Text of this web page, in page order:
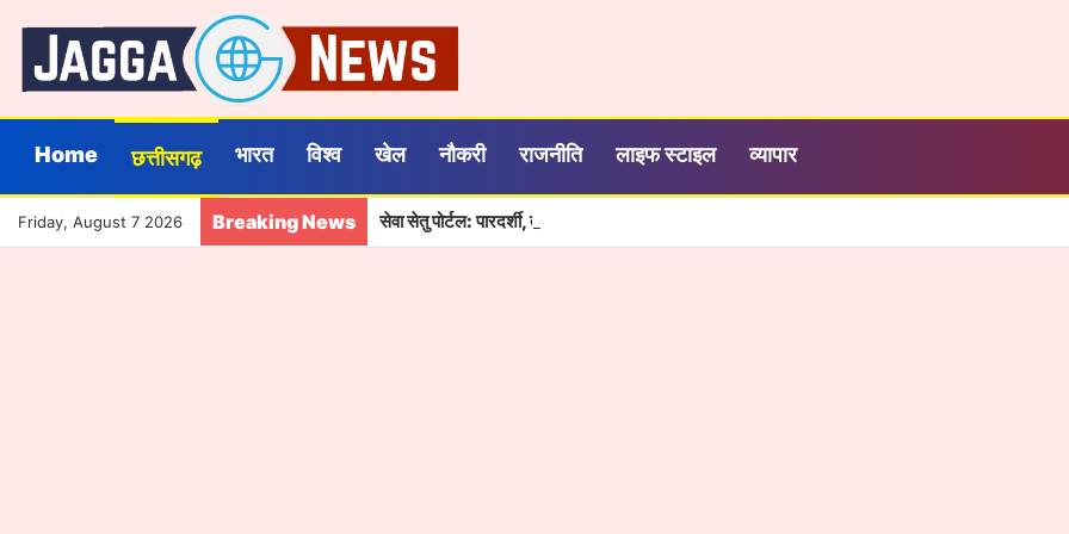
Home छत्तीसगढ़ भारत विश्व खेल नौकरी राजनीति लाइफ स्टाइल व्यापार
Friday, August 7 2026 Breaking News सेवा सेतु पोर्टल: पारदर्शी, तेज और आसान हुई सरकारी सेवाओं की व्यवस्था